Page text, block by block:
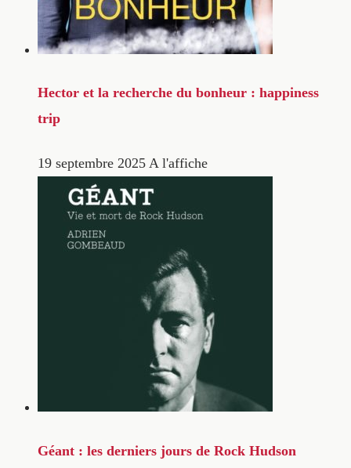
Hector et la recherche du bonheur : happiness
trip
19 septembre 2025 A l'affiche
Géant : les derniers jours de Rock Hudson